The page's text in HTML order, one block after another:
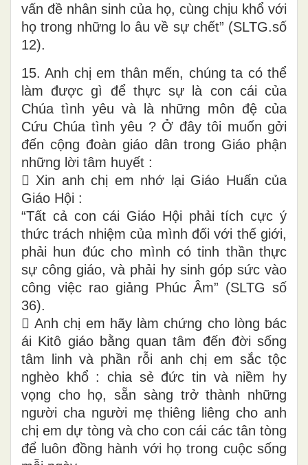
vấn đề nhân sinh của họ, cùng chịu khổ với
họ trong những lo âu về sự chết” (SLTG.số
12).
15. Anh chị em thân mến, chúng ta có thể
làm được gì để thực sự là con cái của
Chúa tình yêu và là những môn đệ của
Cứu Chúa tình yêu ? Ở đây tôi muốn gởi
đến cộng đoàn giáo dân trong Giáo phận
những lời tâm huyết :
 Xin anh chị em nhớ lại Giáo Huấn của
Giáo Hội :
“Tất cả con cái Giáo Hội phải tích cực ý
thức trách nhiệm của mình đối với thế giới,
phải hun đúc cho mình có tinh thần thực
sự công giáo, và phải hy sinh góp sức vào
công việc rao giảng Phúc Âm” (SLTG số
36).
 Anh chị em hãy làm chứng cho lòng bác
ái Kitô giáo bằng quan tâm đến đời sống
tâm linh và phần rỗi anh chị em sắc tộc
nghèo khổ : chia sẻ đức tin và niềm hy
vọng cho họ, sẵn sàng trở thành những
người cha người mẹ thiêng liêng cho anh
chị em dự tòng và cho con cái các tân tòng
để luôn đồng hành với họ trong cuộc sống